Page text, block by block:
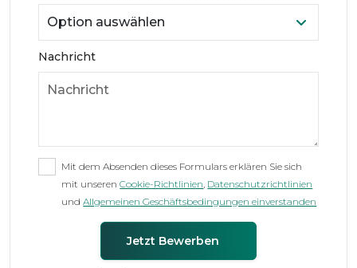
Nachricht
Mit dem Absenden dieses Formulars erklären Sie sich
mit unserenCookie-Richtlinien Datenschutzrichtlinien
undAllgemeinen Geschäftsbedingungen einverstanden